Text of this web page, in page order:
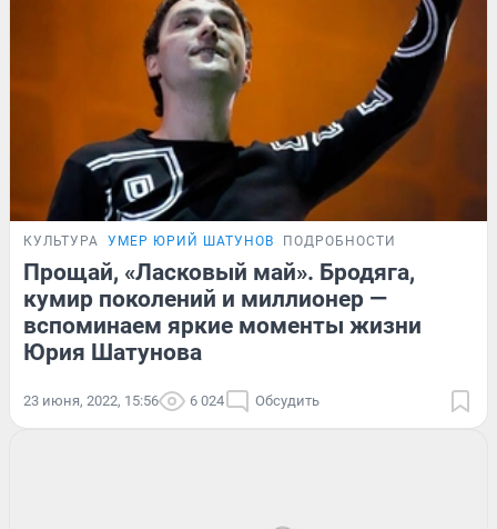
КУЛЬТУРА УМЕР ЮРИЙ ШАТУНОВ ПОДРОБНОСТИ
Прощай, «Ласковый май». Бродяга,
кумир поколений и миллионер —
вспоминаем яркие моменты жизни
Юрия Шатунова
23 июня, 2022, 15:56 6 024 Обсудить